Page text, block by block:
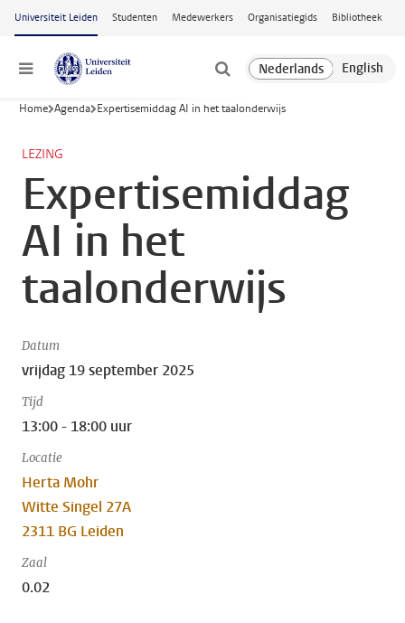
Ga naar hoofdinhoud
Universiteit Leiden Studenten Medewerkers Organisatiegids Bibliotheek
Menu
Home Agenda Expertisemiddag AI in het taalonderwijs
LEZING
Expertisemiddag
AI in het
taalonderwijs
Datum
vrijdag 19 september 2025
Tijd
13:00 - 18:00 uur
Locatie
Herta Mohr
Witte Singel 27A
2311 BG Leiden
Zaal
0.02